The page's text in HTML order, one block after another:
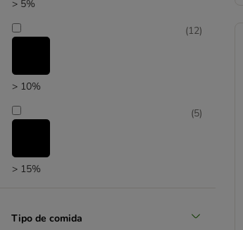
Seleção zooplus
> 5%
> 10%
(12)
> 15%
(5)
Tipo de comida